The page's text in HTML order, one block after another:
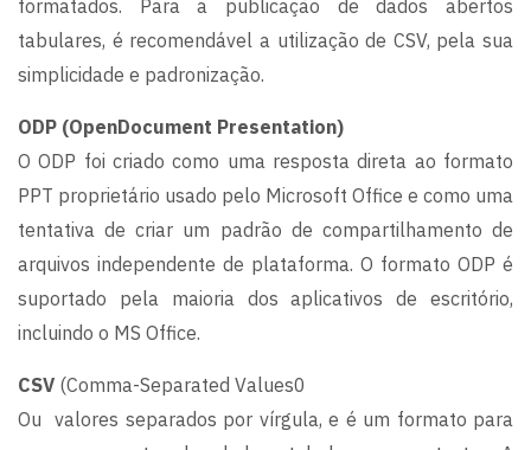
formatados. Para a publicação de dados abertos
tabulares, é recomendável a utilização de CSV, pela sua
simplicidade e padronização.
ODP (OpenDocument Presentation)
O ODP foi criado como uma resposta direta ao formato
PPT proprietário usado pelo Microsoft Office e como uma
tentativa de criar um padrão de compartilhamento de
arquivos independente de plataforma. O formato ODP é
suportado pela maioria dos aplicativos de escritório,
incluindo o MS Office.
CSV (Comma-Separated Values0
Ou valores separados por vírgula, e é um formato para